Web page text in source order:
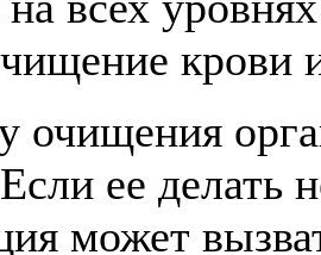
очищения
ее делать
может